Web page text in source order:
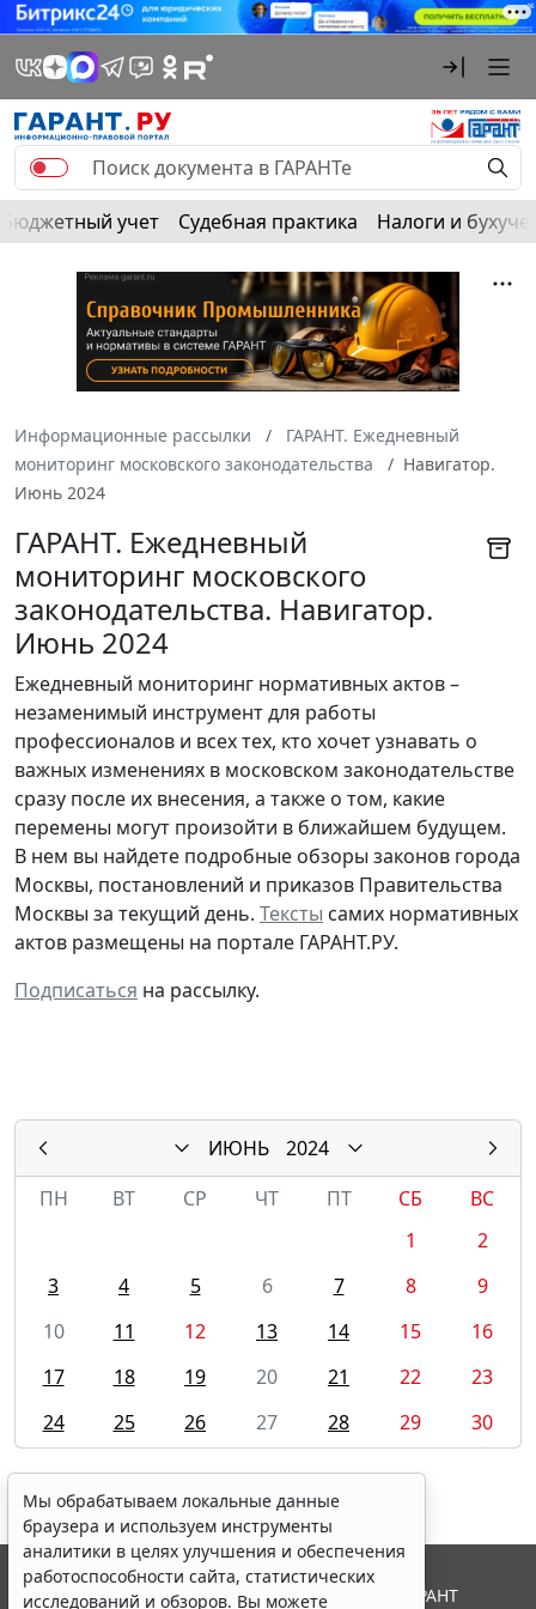
Бюджетный учет Судебная практика Налоги и
Информационные рассылки
ГАРАНТ. Ежедневный
мониторинг московского законодательства
Навигатор.
Июнь 2024
ГАРАНТ. Ежедневный
мониторинг московского
законодательства. Навигатор.
Июнь 2024
Ежедневный мониторинг нормативных актов –
незаменимый инструмент для работы
профессионалов и всех тех, кто хочет узнавать о
важных изменениях в московском законодательстве
сразу после их внесения, а также о том, какие
перемены могут произойти в ближайшем будущем.
В нем вы найдете подробные обзоры законов города
Москвы, постановлений и приказов Правительства
Москвы за текущий день. Тексты самих нормативных
актов размещены на портале ГАРАНТ.РУ.
Подписаться на рассылку.
ИЮНЬ
2024
ПН
ВТ СР ЧТ ПТ СБ
ВС
1
2
3
4 5 6 7 8
9
10
11 12 13 14 15
16
17
18 19 20 21 22
23
24
25 26 27 28 29 30
Мы обрабатываем локальные данные
браузера и используем инструменты
аналитики в целях улучшения и обеспечения
работоспособности сайта, статистических
исследований и обзоров. Вы можете
© ООО "НПП "ГАРАНТ-СЕРВИС", 2026. Система ГАРАНТ